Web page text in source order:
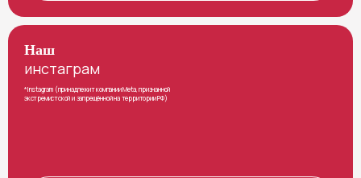
Наш
инстаграм
*Instagram (принадлежит компании Meta, признанной
экстремистской и запрещённой на территории РФ)